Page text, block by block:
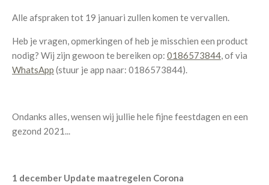
Alle afspraken tot 19 januari zullen komen te vervallen.
Heb je vragen, opmerkingen of heb je misschien een product
nodig? Wij zijn gewoon te bereiken op: 0186573844, of via
WhatsApp (stuur je app naar: 0186573844).
Ondanks alles, wensen wij jullie hele fijne feestdagen en een
gezond 2021...
1 december Update maatregelen Corona